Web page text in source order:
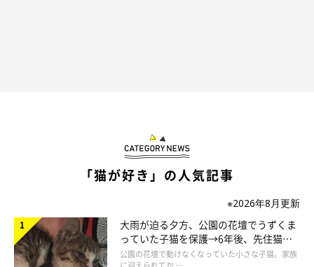
「猫が好き」の人気記事
※2026年8月更新
大雨が迫る夕方、公園の花壇でうずくま
っていた子猫を保護→6年後、先住猫
と“姉妹”のような関係に
公園の花壇で動けなくなっていた小さな子猫。家族